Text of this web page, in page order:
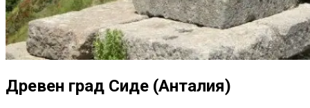
Древен град Сиде (Анталия)